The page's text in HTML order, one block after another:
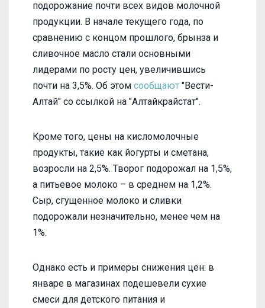
подорожание почти всех видов молочной
продукции. В начале текущего года, по
сравнению с концом прошлого, брынза и
сливочное масло стали основными
лидерами по росту цен, увеличившись
почти на 3,5%. Об этом сообщают "Вести-
Алтай" со ссылкой на "Алтайкрайстат".
Кроме того, цены на кисломолочные
продукты, такие как йогурты и сметана,
возросли на 2,5%. Творог подорожал на 1,5%,
а питьевое молоко – в среднем на 1,2%.
Сыр, сгущенное молоко и сливки
подорожали незначительно, менее чем на
1%.
Однако есть и примеры снижения цен: в
январе в магазинах подешевели сухие
смеси для детского питания и